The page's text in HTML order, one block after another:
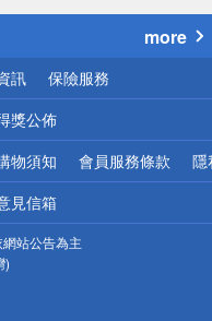
more
訊 保險服務
獎公佈
物須知 會員服務條款 隱
見信箱
站公告為主
)